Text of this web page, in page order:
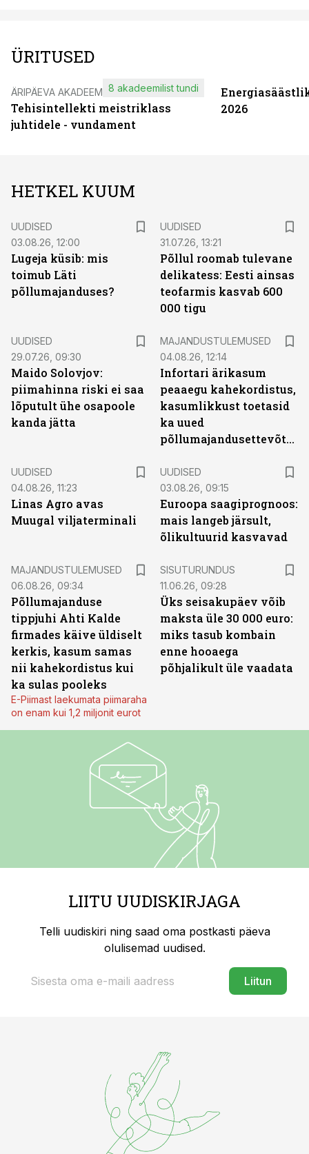
ÜRITUSED
ÄRIPÄEVA AKADEEMIA
Tehisintellekti meistriklass
juhtidele - vundament
8 akadeemilist tundi
2026
HETKEL KUUM
UUDISED
03.08.26, 12:00
Lugeja küsib: mis
toimub Läti
põllumajanduses?
UUDISED
31.07.26, 13:21
Põllul roomab tulevane
delikatess: Eesti ainsas
teofarmis kasvab 600
000 tigu
UUDISED
29.07.26, 09:30
Maido Solovjov:
piimahinna riski ei saa
lõputult ühe osapoole
kanda jätta
MAJANDUSTULEMUSED
04.08.26, 12:14
Infortari ärikasum
peaaegu kahekordistus,
kasumlikkust toetasid
ka uued
põllumajandusettevõtted
UUDISED
04.08.26, 11:23
Linas Agro avas
Muugal viljaterminali
UUDISED
03.08.26, 09:15
Euroopa saagiprognoos:
mais langeb järsult,
õlikultuurid kasvavad
MAJANDUSTULEMUSED
06.08.26, 09:34
Põllumajanduse
tippjuhi Ahti Kalde
firmades käive üldiselt
kerkis, kasum samas
nii kahekordistus kui
ka sulas pooleks
E-Piimast laekumata piimaraha
on enam kui 1,2 miljonit eurot
SISUTURUNDUS
11.06.26, 09:28
Üks seisakupäev võib
maksta üle 30 000 euro:
miks tasub kombain
enne hooaega
põhjalikult üle vaadata
LIITU UUDISKIRJAGA
Telli uudiskiri ning saad oma postkasti päeva
olulisemad uudised.
Liitun